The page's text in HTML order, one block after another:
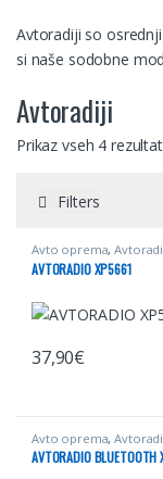
Avtoradiji so
si naše sodobne
Avtoradiji
Prikaz vseh 4
Filters
Avto oprema,
AVTORADIO XP5661
37,90€
Avto oprema,
AVTORADIO